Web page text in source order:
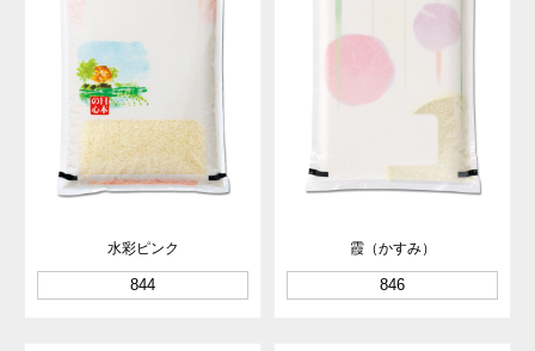
水彩ピンク
844
霞（かすみ）
846